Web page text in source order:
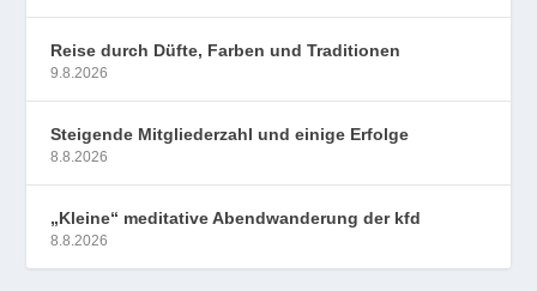
Reise durch Düfte, Farben und Traditionen
9.8.2026
Steigende Mitgliederzahl und einige Erfolge
8.8.2026
„Kleine“ meditative Abendwanderung der kfd
8.8.2026